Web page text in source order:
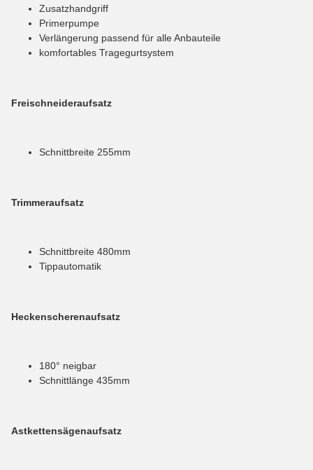
Zusatzhandgriff
Primerpumpe
Verlängerung passend für alle Anbauteile
komfortables Tragegurtsystem
Freischneideraufsatz
Schnittbreite 255mm
Trimmeraufsatz
Schnittbreite 480mm
Tippautomatik
Heckenscherenaufsatz
180° neigbar
Schnittlänge 435mm
Astkettensägenaufsatz